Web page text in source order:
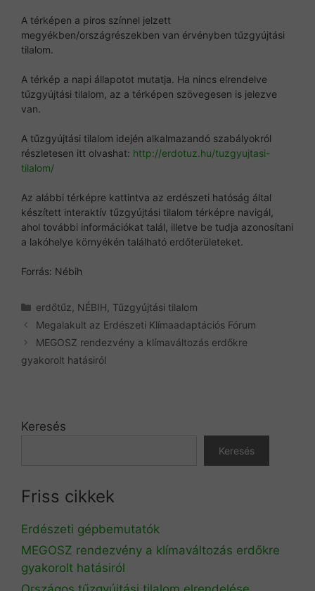
A térképen a piros színnel jelzett
megyékben/országrészekben van érvényben tűzgyújtási
tilalom.
A térkép a napi állapotot mutatja. Ha nincs elrendelve
tűzgyújtási tilalom, az a térképen szövegesen is jelezve
van.
A tűzgyújtási tilalom idején alkalmazandó szabályokról
részletesen itt olvashat: http://erdotuz.hu/tuzgyujtasi-
tilalom/
Az alábbi térképre kattintva az erdészeti hatóság által
készített interaktív tűzgyújtási tilalom térképre navigál,
ahol további információkat talál, illetve be tudja azonosítani
a lakóhelye környékén található erdőterületeket.
Forrás: Nébih
Kategória
erdőtűz, NÉBIH, Tűzgyújtási tilalom
Megalakult az Erdészeti Klímaadaptációs Fórum
MEGOSZ rendezvény a klímaváltozás erdőkre
gyakorolt hatásiról
Keresés
Keresés
Friss cikkek
Erdészeti gépbemutatók
MEGOSZ rendezvény a klímaváltozás erdőkre
gyakorolt hatásiról